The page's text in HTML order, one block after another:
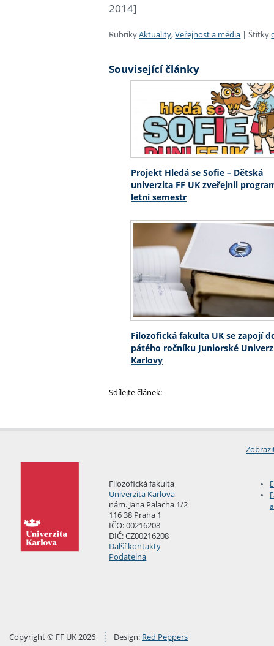
2014]
RubrikyAktuality,Veřejnost a média |Štítky
Související články
Projekt Hledá se Sofie – Dětská
univerzita FF UK zveřejnil
letní semestr
Filozofická fakulta UK se zapojí
pátého ročníku Juniorské
Karlovy
Sdílejte článek:
Filozofická fakulta
Univerzita Karlova
nám. Jana Palacha 1/2
116 38 Praha 1
IČO: 00216208
DIČ: CZ00216208
Další kontakty
Podatelna
Copyright © FF UK 2026 Design: Red Peppers